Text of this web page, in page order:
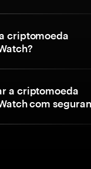
criptomoeda
a criptomoeda
com